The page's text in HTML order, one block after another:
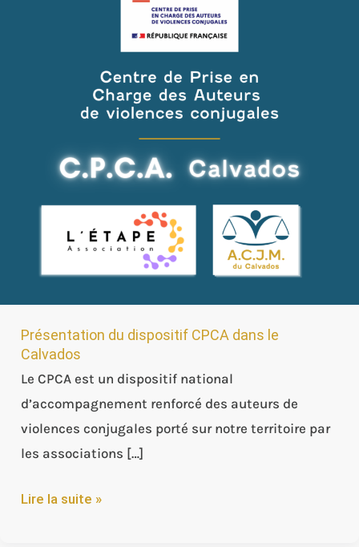
Présentation du dispositif CPCA dans le
Calvados
Le CPCA est un dispositif national
d’accompagnement renforcé des auteurs de
violences conjugales porté sur notre territoire par
les associations […]
Lire la suite »